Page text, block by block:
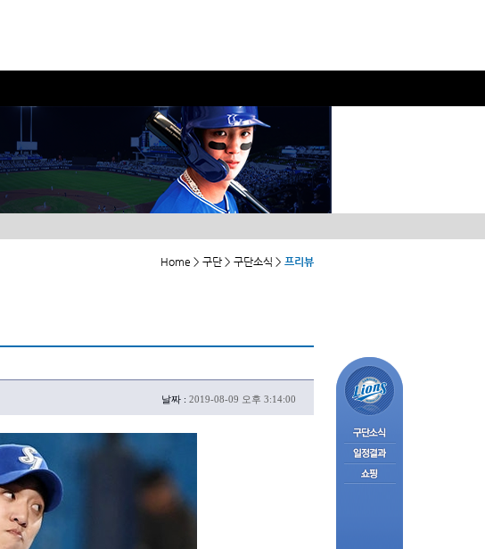
Home > 구단 > 구단소식 > 프리뷰
날짜 : 2019-08-09 오후 3:14:00